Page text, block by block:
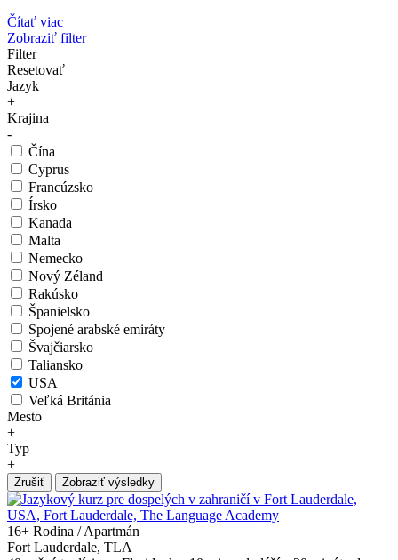
Čítať viac
Zobraziť filter
Filter
Resetovať
Jazyk
+
Krajina
-
Čína
Cyprus
Francúzsko
Írsko
Kanada
Malta
Nemecko
Nový Zéland
Rakúsko
Španielsko
Spojené arabské emiráty
Švajčiarsko
Taliansko
USA
Veľká Británia
Mesto
+
Typ
+
Zrušiť Zobraziť výsledky
16+ Rodina / Apartmán
Fort Lauderdale, TLA